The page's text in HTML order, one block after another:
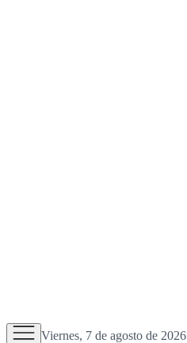
Viernes, 7 de agosto de 2026